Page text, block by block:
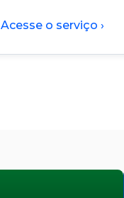
Acesse o serviço ›